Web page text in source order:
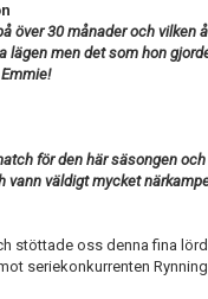
över 30 månader och vilken
lägen men det som hon
för den här säsongen
vann väldigt mycket
stöttade oss denna fina
seriekonkurrenten